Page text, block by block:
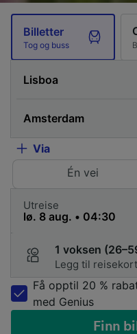
Billetter
Tog og buss
Via
Én vei
Utreise
1 voksen
Legg til reisekort
Få opptil 20 %
med Genius
Finn